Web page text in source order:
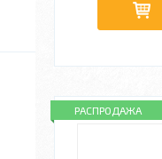
РАСПРОДАЖА